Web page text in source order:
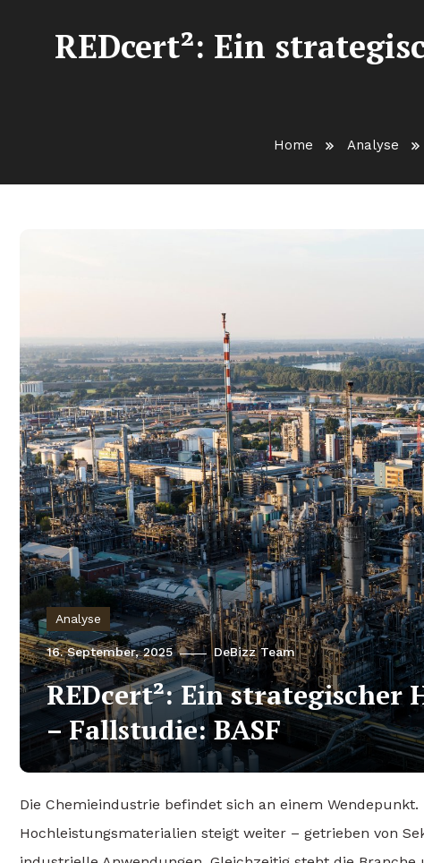
REDcert²: Ein
Home Analyse
Analyse
16. September, 2025 DeBizz Team
REDcert²: Ein strategischer
– Fallstudie: BASF
Die Chemieindustrie befindet sich an einem
Hochleistungsmaterialien steigt weiter – getrieben von